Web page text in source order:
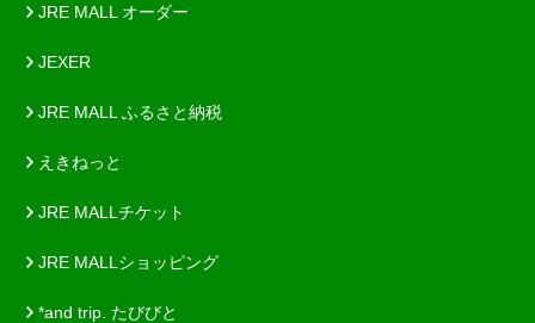
JRE MALL オーダー
JEXER
JRE MALL ふるさと納税
えきねっと
JRE MALLチケット
JRE MALLショッピング
*and trip. たびびと